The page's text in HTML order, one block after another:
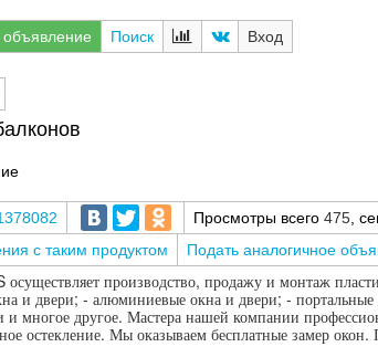
объявление Поиск Вход
Просмотры всего 475,
с таким продуктом Подать аналогичное
производство, продажу и монтаж
и двери; - алюминиевые окна и двери; -
и многое другое. Мастера нашей компании
остекление. Мы оказываем бесплатные замер